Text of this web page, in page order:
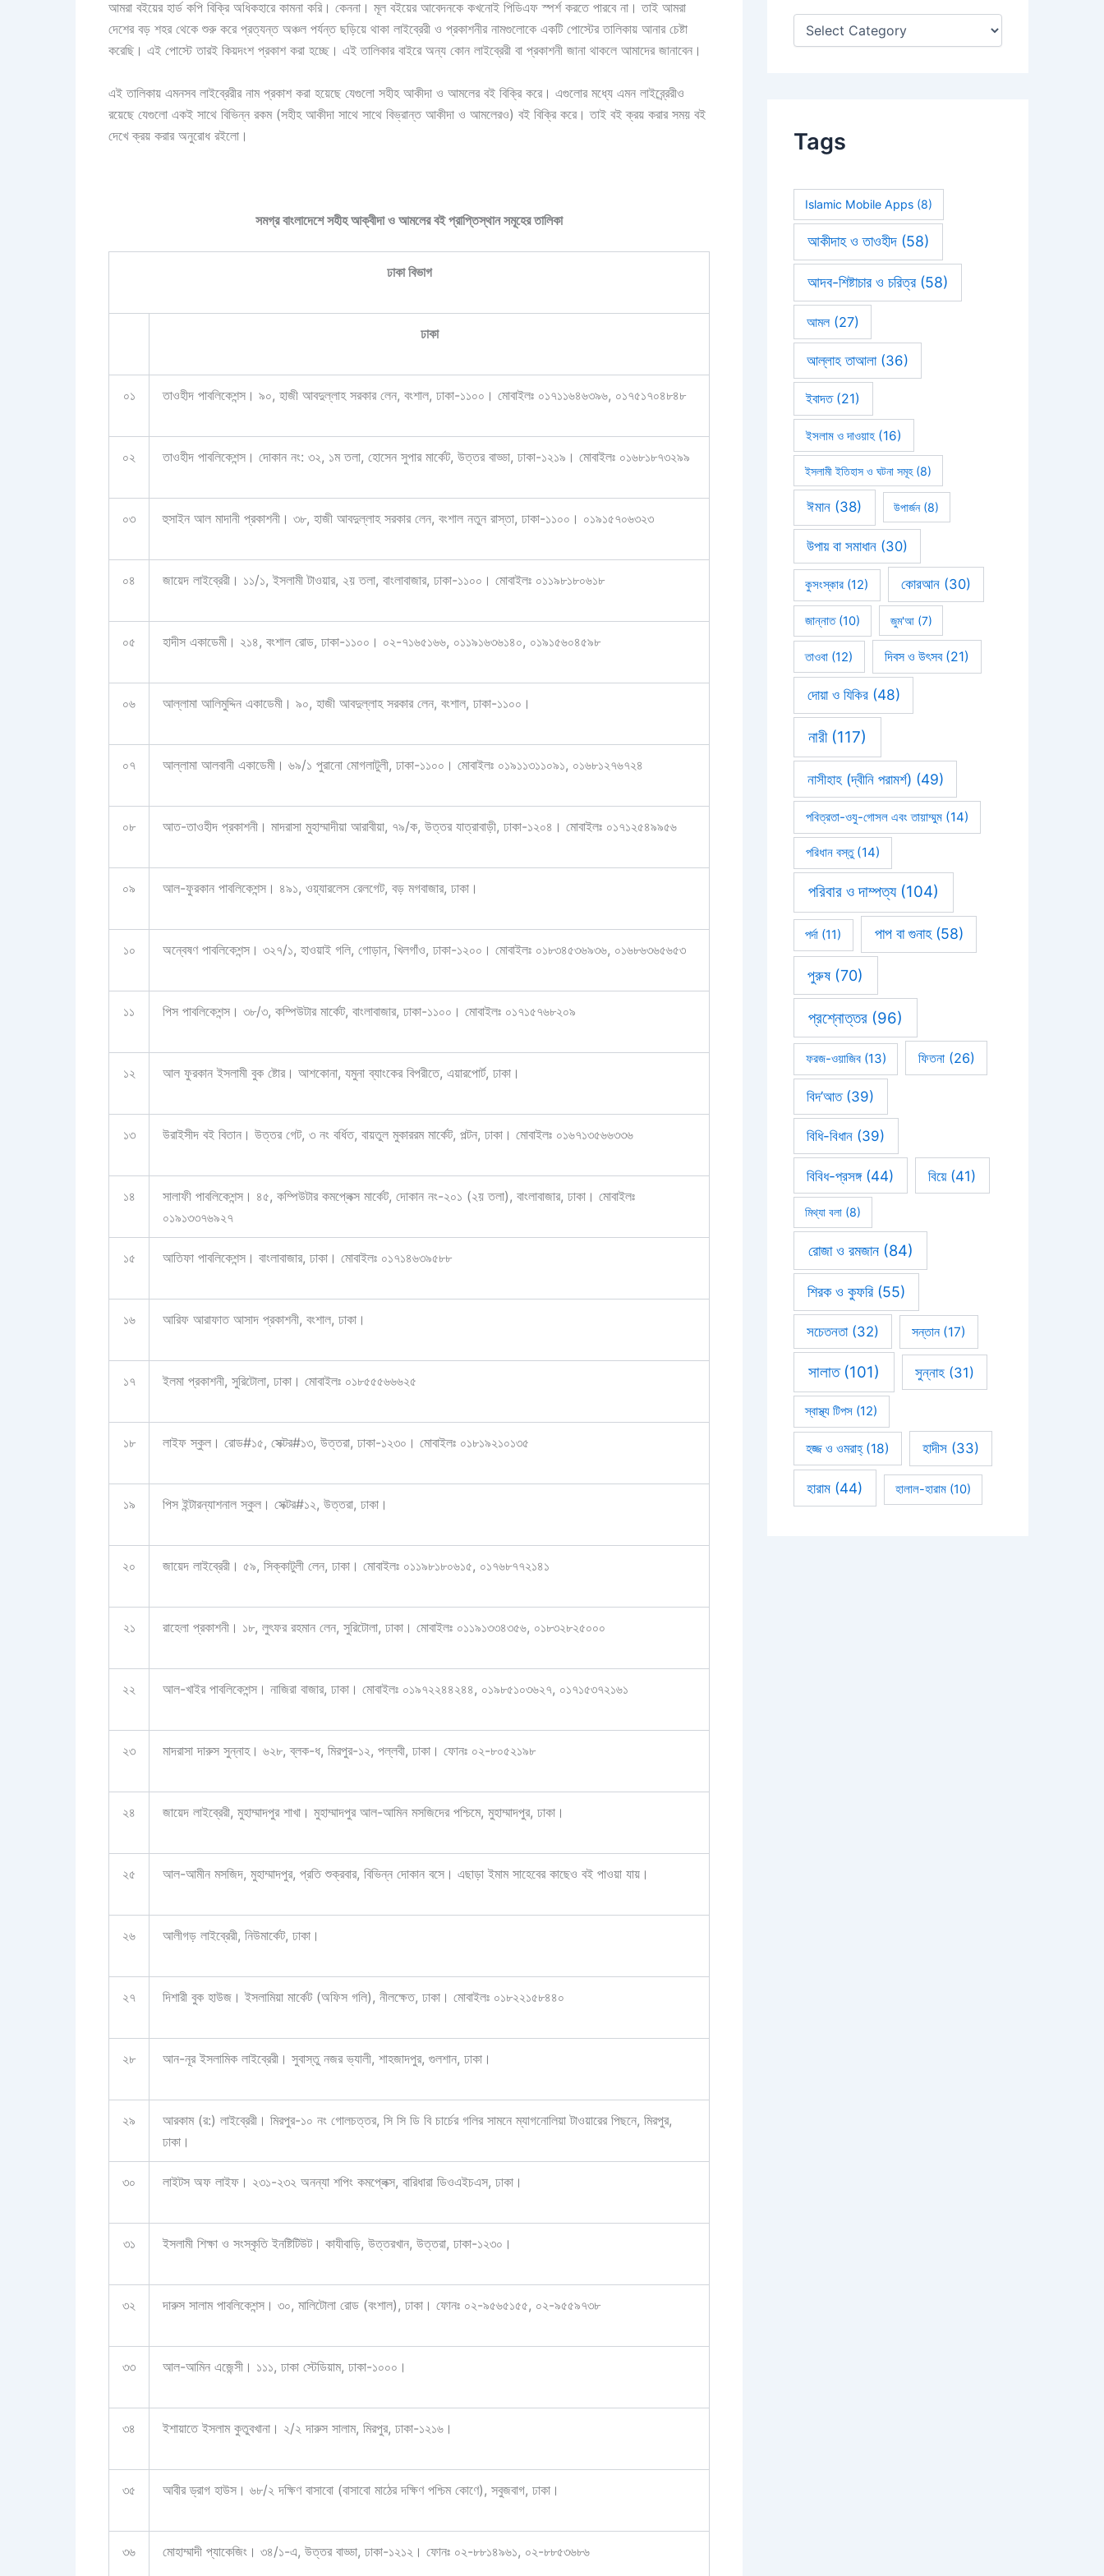
আমরা বইয়ের হার্ড কপি বিক্রি অধিকহারে কামনা করি। কেননা। মূল বইয়ের আবেদনকে কখনোই পিডিএফ স্পর্শ করতে পারবে না। তাই আমরা
দেশের বড় শহর থেকে শুরু করে প্রত্যন্ত অঞ্চল পর্যন্ত ছড়িয়ে থাকা লাইব্রেরী ও প্রকাশনীর নামগুলোকে একটি পোস্টের তালিকায় আনার চেষ্টা
করেছি। এই পোস্টে তারই কিয়দংশ প্রকাশ করা হচ্ছে। এই তালিকার বাইরে অন্য কোন লাইব্রেরী বা প্রকাশনী জানা থাকলে আমাদের জানাবেন।
এই তালিকায় এমনসব লাইব্রেরীর নাম প্রকাশ করা হয়েছে যেগুলো সহীহ আকীদা ও আমলের বই বিক্রি করে। এগুলোর মধ্যে এমন লাইব্র্রেরীও
রয়েছে যেগুলো একই সাথে বিভিন্ন রকম (সহীহ আকীদা সাথে সাথে বিভ্রান্ত আকীদা ও আমলেরও) বই বিক্রি করে। তাই বই ক্রয় করার সময় বই
দেখে ক্রয় করার অনুরোধ রইলো।
সমগ্র বাংলাদেশে সহীহ আক্বীদাও আমলেরবই প্রাপ্তিস্থান সমূহের তালিকা
ঢাকা বিভাগ
ঢাকা
০১ তাওহীদ পাবলিকেশন্স। ৯০, হাজী আবদুল্লাহ সরকার লেন, বংশাল, ঢাকা-১১০০। মোবাইলঃ ০১৭১১৬৪৬৩৯৬, ০১৭৫১৭০৪৮৪৮
০২ তাওহীদ পাবলিকেশন্স। দোকান নং: ৩২, ১ম তলা, হোসেন সুপার মার্কেট, উত্তর বাড্ডা, ঢাকা-১২১৯। মোবাইলঃ ০১৬৮১৮৭৩২৯৯
০৩ হুসাইন আল মাদানী প্রকাশনী। ৩৮, হাজী আবদুল্লাহ সরকার লেন, বংশাল নতুন রাস্তা, ঢাকা-১১০০। ০১৯১৫৭০৬৩২৩
০৪ জায়েদ লাইব্রেরী। ১১/১, ইসলামী টাওয়ার, ২য় তলা, বাংলাবাজার, ঢাকা-১১০০। মোবাইলঃ ০১১৯৮১৮০৬১৮
০৫ হাদীস একাডেমী। ২১৪, বংশাল রোড, ঢাকা-১১০০। ০২-৭১৬৫১৬৬, ০১১৯১৬৩৬১৪০, ০১৯১৫৬০৪৫৯৮
০৬ আল্লামা আলিমুদ্দিন একাডেমী। ৯০, হাজী আবদুল্লাহ সরকার লেন, বংশাল, ঢাকা-১১০০।
০৭ আল্লামা আলবানী একাডেমী। ৬৯/১ পুরানো মোগলাটুলী, ঢাকা-১১০০। মোবাইলঃ ০১৯১১৩১১০৯১, ০১৬৮১২৭৬৭২৪
০৮ আত-তাওহীদ প্রকাশনী। মাদরাসা মুহাম্মাদীয়া আরাবীয়া, ৭৯/ক, উত্তর যাত্রাবাড়ী, ঢাকা-১২০৪। মোবাইলঃ ০১৭১২৫৪৯৯৫৬
০৯ আল-ফুরকান পাবলিকেশন্স। ৪৯১, ওয়্যারলেস রেলগেট, বড় মগবাজার, ঢাকা।
১০ অন্বেষণ পাবলিকেশন্স। ৩২৭/১, হাওয়াই গলি, গোড়ান, খিলগাঁও, ঢাকা-১২০০। মোবাইলঃ ০১৮৩৪৫৩৬৯৩৬, ০১৬৮৬৩৬৫৬৫৩
১১ পিস পাবলিকেশন্স। ৩৮/৩, কম্পিউটার মার্কেট, বাংলাবাজার, ঢাকা-১১০০। মোবাইলঃ ০১৭১৫৭৬৮২০৯
১২ আল ফুরকান ইসলামী বুক ষ্টোর। আশকোনা, যমুনা ব্যাংকের বিপরীতে, এয়ারপোর্ট, ঢাকা।
১৩ উরাইসীদ বই বিতান। উত্তর গেট, ৩ নং বর্ধিত, বায়তুল মুকাররম মার্কেট, পল্টন, ঢাকা। মোবাইলঃ ০১৬৭১৩৫৬৬৩৩৬
১৪
সালাফী পাবলিকেশন্স। ৪৫, কম্পিউটার কমপ্লেক্স মার্কেট, দোকান নং-২০১ (২য় তলা), বাংলাবাজার, ঢাকা। মোবাইলঃ
০১৯১৩৩৭৬৯২৭
১৫ আতিফা পাবলিকেশন্স। বাংলাবাজার, ঢাকা। মোবাইলঃ ০১৭১৪৬৩৯৫৮৮
১৬ আরিফ আরাফাত আসাদ প্রকাশনী, বংশাল, ঢাকা।
১৭ ইলমা প্রকাশনী, সুরিটোলা, ঢাকা। মোবাইলঃ ০১৮৫৫৫৬৬৬২৫
১৮ লাইফ স্কুল। রোড#১৫, সেক্টর#১৩, উত্তরা, ঢাকা-১২৩০। মোবাইলঃ ০১৮১৯২১০১৩৫
১৯ পিস ইন্টারন্যাশনাল স্কুল। সেক্টর#১২, উত্তরা, ঢাকা।
২০ জায়েদ লাইব্রেরী। ৫৯, সিক্কাটুলী লেন, ঢাকা। মোবাইলঃ ০১১৯৮১৮০৬১৫, ০১৭৬৮৭৭২১৪১
২১ রাহেলা প্রকাশনী। ১৮, লুৎফর রহমান লেন, সুরিটোলা, ঢাকা। মোবাইলঃ ০১১৯১৩৩৪৩৫৬, ০১৮৩২৮২৫০০০
২২ আল-খাইর পাবলিকেশন্স। নাজিরা বাজার, ঢাকা। মোবাইলঃ ০১৯৭২২৪৪২৪৪, ০১৯৮৫১০৩৬২৭, ০১৭১৫৩৭২১৬১
২৩ মাদরাসা দারুস সুন্নাহ। ৬২৮, ব্লক-ধ, মিরপুর-১২, পল্লবী, ঢাকা। ফোনঃ ০২-৮০৫২১৯৮
২৪ জায়েদ লাইব্রেরী, মুহাম্মাদপুর শাখা। মুহাম্মাদপুর আল-আমিন মসজিদের পশ্চিমে, মুহাম্মাদপুর, ঢাকা।
২৫ আল-আমীন মসজিদ, মুহাম্মাদপুর, প্রতি শুক্রবার, বিভিন্ন দোকান বসে। এছাড়া ইমাম সাহেবের কাছেও বই পাওয়া যায়।
২৬ আলীগড় লাইব্রেরী, নিউমার্কেট, ঢাকা।
২৭ দিশারী বুক হাউজ। ইসলামিয়া মার্কেট (অফিস গলি), নীলক্ষেত, ঢাকা। মোবাইলঃ ০১৮২২১৫৮৪৪০
২৮ আন-নূর ইসলামিক লাইব্রেরী। সুবাস্তু নজর ভ্যালী, শাহজাদপুর, গুলশান, ঢাকা।
২৯
আরকাম (র:) লাইব্রেরী। মিরপুর-১০ নং গোলচত্তর, সি সি ডি বি চার্চের গলির সামনে ম্যাগনোলিয়া টাওয়ারের পিছনে, মিরপুর,
ঢাকা।
৩০ লাইটস অফ লাইফ। ২৩১-২৩২ অনন্যা শপিং কমপ্লেক্স, বারিধারা ডিওএইচএস, ঢাকা।
৩১ ইসলামী শিক্ষা ও সংস্কৃতি ইনষ্টিটিউট। কাযীবাড়ি, উত্তরখান, উত্তরা, ঢাকা-১২৩০।
৩২ দারুস সালাম পাবলিকেশন্স। ৩০, মালিটোলা রোড (বংশাল), ঢাকা। ফোনঃ ০২-৯৫৬৫১৫৫, ০২-৯৫৫৯৭৩৮
৩৩ আল-আমিন এজেন্সী। ১১১, ঢাকা স্টেডিয়াম, ঢাকা-১০০০।
৩৪ ইশায়াতে ইসলাম কুতুবখানা। ২/২ দারুস সালাম, মিরপুর, ঢাকা-১২১৬।
৩৫ আবীর ড্রাগ হাউস। ৬৮/২ দক্ষিণ বাসাবো (বাসাবো মাঠের দক্ষিণ পশ্চিম কোণে), সবুজবাগ, ঢাকা।
৩৬ মোহাম্মাদী প্যাকেজিং। ৩৪/১-এ, উত্তর বাড্ডা, ঢাকা-১২১২। ফোনঃ ০২-৮৮১৪৯৬১, ০২-৮৮৫৩৬৮৬
:
Tags
Islamic Mobile Apps(8)
আকীদাহ ও তাওহীদ(58)
আদব-শিষ্টাচার ও চরিত্র(58)
আমল(27)
আল্লাহ তাআলা(36)
ইবাদত(21)
ইসলাম ও দাওয়াহ(16)
ইসলামী ইতিহাস ও ঘটনা সমূহ(8)
ঈমান (38) উপার্জন(8)
উপায় বা সমাধান(30)
কুসংস্কার (12) কোরআন(30)
জান্নাত(10) জুম'আ(7)
তাওবা (12) দিবস ও উৎসব(21)
দোয়া ও যিকির(48)
নারী(117)
নাসীহাহ (দ্বীনি পরামর্শ) (49)
পবিত্রতা-ওযু-গোসল এবং তায়াম্মুম(14)
পরিধান বস্তু(14)
পরিবার ও দাম্পত্য(104)
পর্দা (11) পাপ বা গুনাহ(58)
পুরুষ (70)
প্রশ্নোত্তর(96)
ফরজ-ওয়াজিব(13) ফিতনা(26)
বিদ’আত(39)
বিধি-বিধান (39)
বিবিধ-প্রসঙ্গ(44) বিয়ে(41)
মিথ্যা বলা(8)
রোজা ও রমজান(84)
শিরক ও কুফরি(55)
সচেতনতা(32) সন্তান(17)
সালাত(101) সুন্নাহ(31)
স্বাস্থ্য টিপস (12)
হজ্জ ও ওমরাহ্‌(18) হাদীস (33)
হারাম (44) হালাল-হারাম (10)